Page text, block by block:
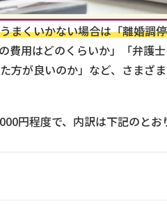
まくいかない場合は「離婚調
費用はどのくらいか」「弁護
方が良いのか」など、さまざ
円程度で、内訳は下記のとお